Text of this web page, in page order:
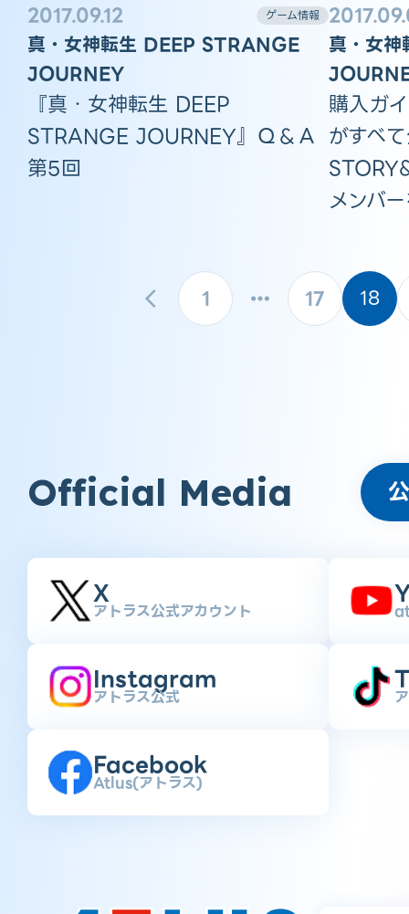
2017.09.12 ゲーム情報
真・女神転生 DEEP STRANGE
JOURNEY
『真・女神転生 DEEP
STRANGE JOURNEY』Ｑ＆Ａ
第5回
真・女
購入ガ
がすべ
メンバ
1 17 18
Official Media
X
アトラス公式アカウント
Instagram
アトラス公式
Facebook
Atlus(アトラス)